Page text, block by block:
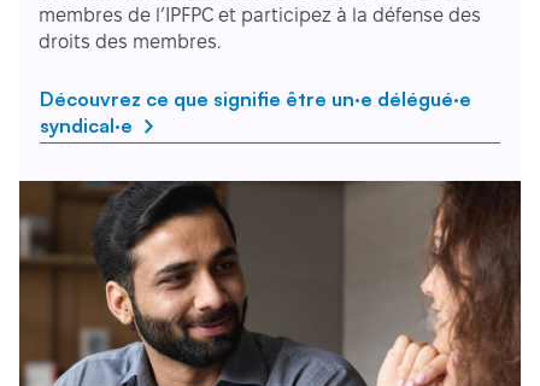
membres de l’IPFPC et participez à la défense des
droits des membres.
Découvrez ce que signifie être un·e délégué·e
syndical·e